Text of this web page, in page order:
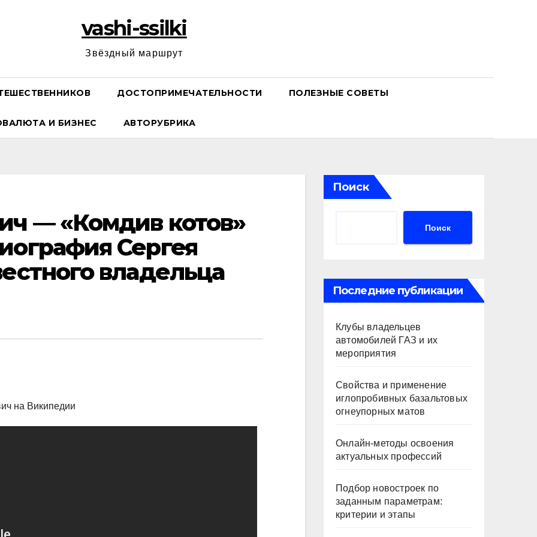
vashi-ssilki
Звёздный маршрут
ДОСТОПРИМЕЧАТЕЛЬНОСТИ ПОЛЕЗНЫЕ СОВЕТЫ
И БИЗНЕС АВТОРУБРИКА
— «Комдив котов»
Сергея
владельца
Поиск
Поиск
Последние публикации
Клубы владельцев
автомобилей ГАЗ и их
мероприятия
Свойства и применение
иглопробивных базальтовых
огнеупорных матов
Онлайн-методы освоения
актуальных профессий
Подбор новостроек по
заданным параметрам:
критерии и этапы